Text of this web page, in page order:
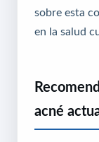
sobre esta
en la salud
acné